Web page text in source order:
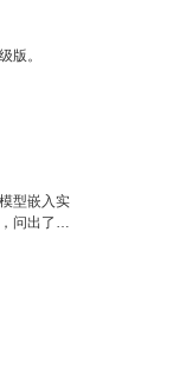
版。
型嵌入实
问出了一